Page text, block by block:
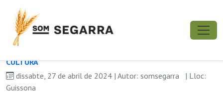
CULTURA
dissabte, 27 de abril de 2024 | Autor: somsegarra
| Lloc:
Guissona